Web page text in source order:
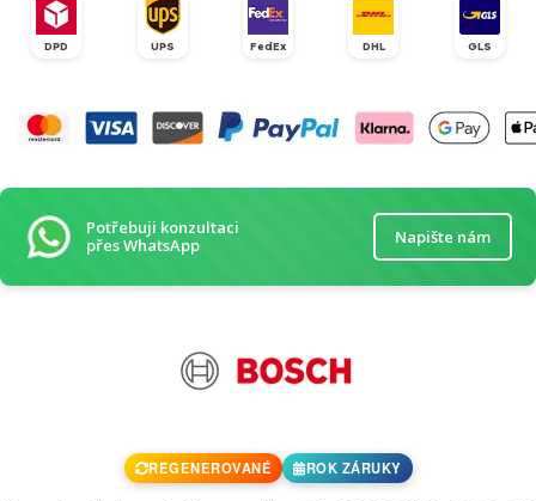
DPD UPS FedEx DHL GLS
Potřebuji konzultaci
přes WhatsApp
Napište nám
REGENEROVANÉ ROK ZÁRUKY